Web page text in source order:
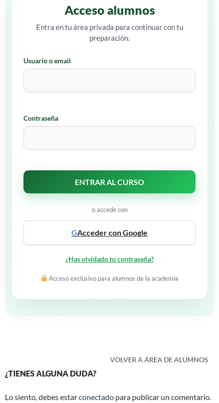
Acceso alumnos
Entra en tu área privada para continuar con tu
preparación.
Usuario o email
Contraseña
o accede con
GAcceder con Google
¿Has olvidado tu contraseña?
Acceso exclusivo para alumnos de la academia
VOLVER A ÁREA DE ALUMNOS
¿TIENES ALGUNA DUDA?
Lo siento, debes estarconectado para publicar un comentario.